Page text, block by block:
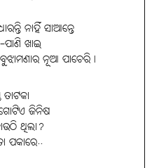
ନାହିଁ ସାଆନ୍ତେ
ଖାଇ
ନୂଆ ପାଚେରି।
ଜିନିଷ
ଥିଲା?
ପକାରେ..